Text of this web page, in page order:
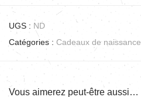
UGS : ND
Catégories : Cadeaux de naissance
Vous aimerez peut-être aussi…